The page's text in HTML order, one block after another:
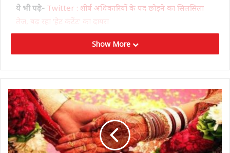
ये भी पढ़े- Twitter : शीर्ष अधिकारियों के पद छोड़ने का सिलसिला
तेज, बढ़ रहा ‘हेट कंटेंट’ का दायरा
इसे हर कोई पसंद कर रहा है। एक्ट्रेस भी लहंगे में बेहद ही प्यारी लग रही
देखा जा सकता है, जो कि सपना के साथ रोमांस का जबरदस्त तड़का
लगा रहे हैं। इनके गाने को महज कुछ ही देर में हजारों व्यूज मिल चुके हैं।
गाना ‘कमरिया हिलेला’ को रितेश पांडे के साथ शिल्पी राज ने गाया है।
दोनों की ही आवाज में इस गाने काफी पसंद किया जा रहा है। इनकी
गायिकी दिल जीत रही है। इसके लिरिक्स रजनीश चौबे ने लिखे हैं।
Show More